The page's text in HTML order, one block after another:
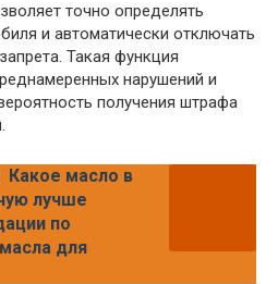
точно определять
и автоматически отключать
Такая функция
нарушений и
получения штрафа
Какое масло в
лучше
по
для